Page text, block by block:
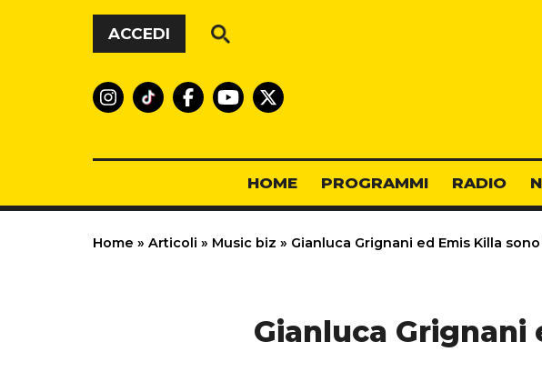
Vai al contenuto
ACCEDI
HOME PROGRAMMI RADIO
Home » Articoli » Music biz » Gianluca Grignani ed Emis Killa
Gianluca Grignani